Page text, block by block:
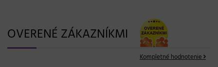
OVERENÉ ZÁKAZNÍKMI
Kompletné hodnotenie